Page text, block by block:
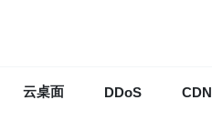
云桌面 DDoS CDN